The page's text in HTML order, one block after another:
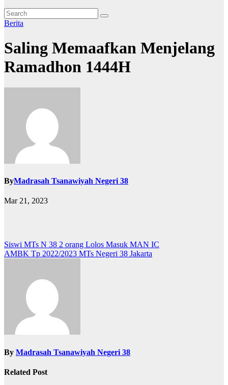
Berita
Saling Memaafkan Menjelang
Ramadhon 1444H
ByMadrasah Tsanawiyah Negeri 38
Mar 21, 2023
Post
navigation
Siswi MTs N 38 2 orang Lolos Masuk MAN IC
AMBK Tp 2022/2023 MTs Negeri 38 Jakarta
By Madrasah Tsanawiyah Negeri 38
Related Post